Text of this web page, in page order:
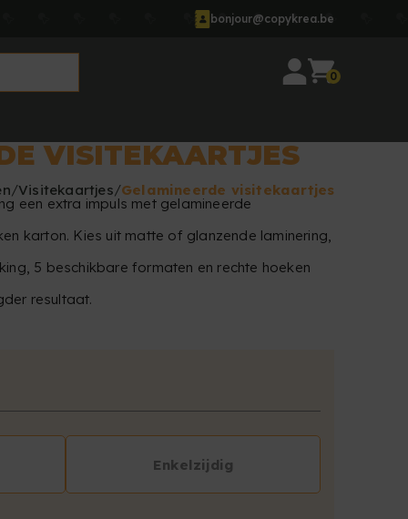
bonjour@copykrea.be
0
Visitekaartjes Gelamineerde visitekaartjes
VISITEKAARTJES
een extra impuls met gelamineerde
karton. Kies uit matte of glanzende laminering,
5 beschikbare formaten en rechte hoeken
resultaat.
Enkelzijdig